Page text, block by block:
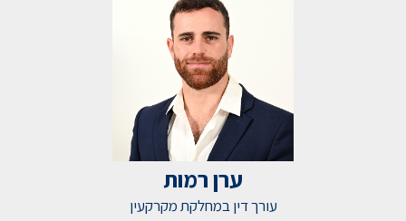
ערן רמות
עורך דין במחלקת מקרקעין